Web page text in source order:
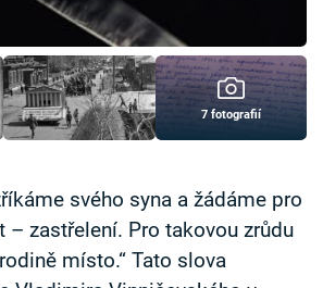
7 fotografií
svého syna a žádáme pro
– zastřelení. Pro takovou zrůdu
místo.“ Tato slova